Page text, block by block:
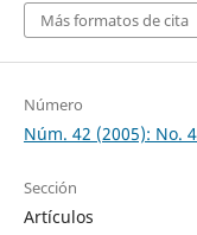
Más formatos de cita
Número
Núm. 42 (2005): No.
Sección
Artículos